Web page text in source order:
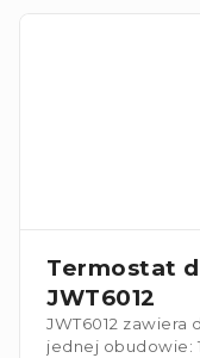
Termostat
JWT6012
JWT6012
jednej obudowie: